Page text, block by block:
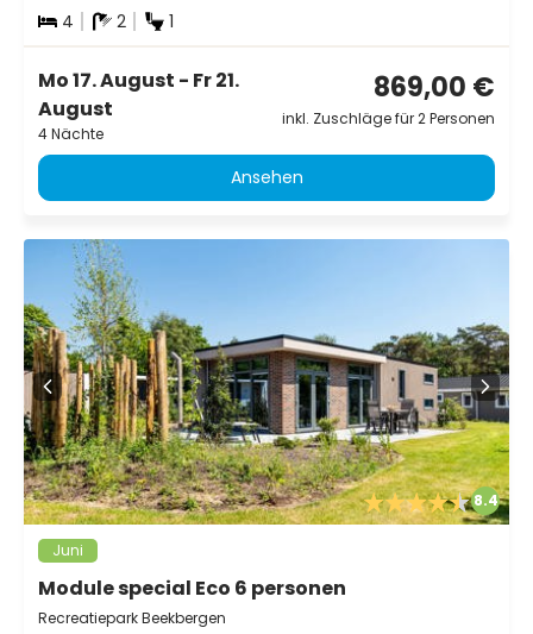
4 2 1
Mo 17. August - Fr 21.
August
4 Nächte
869,00 €
inkl. Zuschläge für 2 Personen
Ansehen
8.4
Juni
Module special Eco 6 personen
Recreatiepark Beekbergen